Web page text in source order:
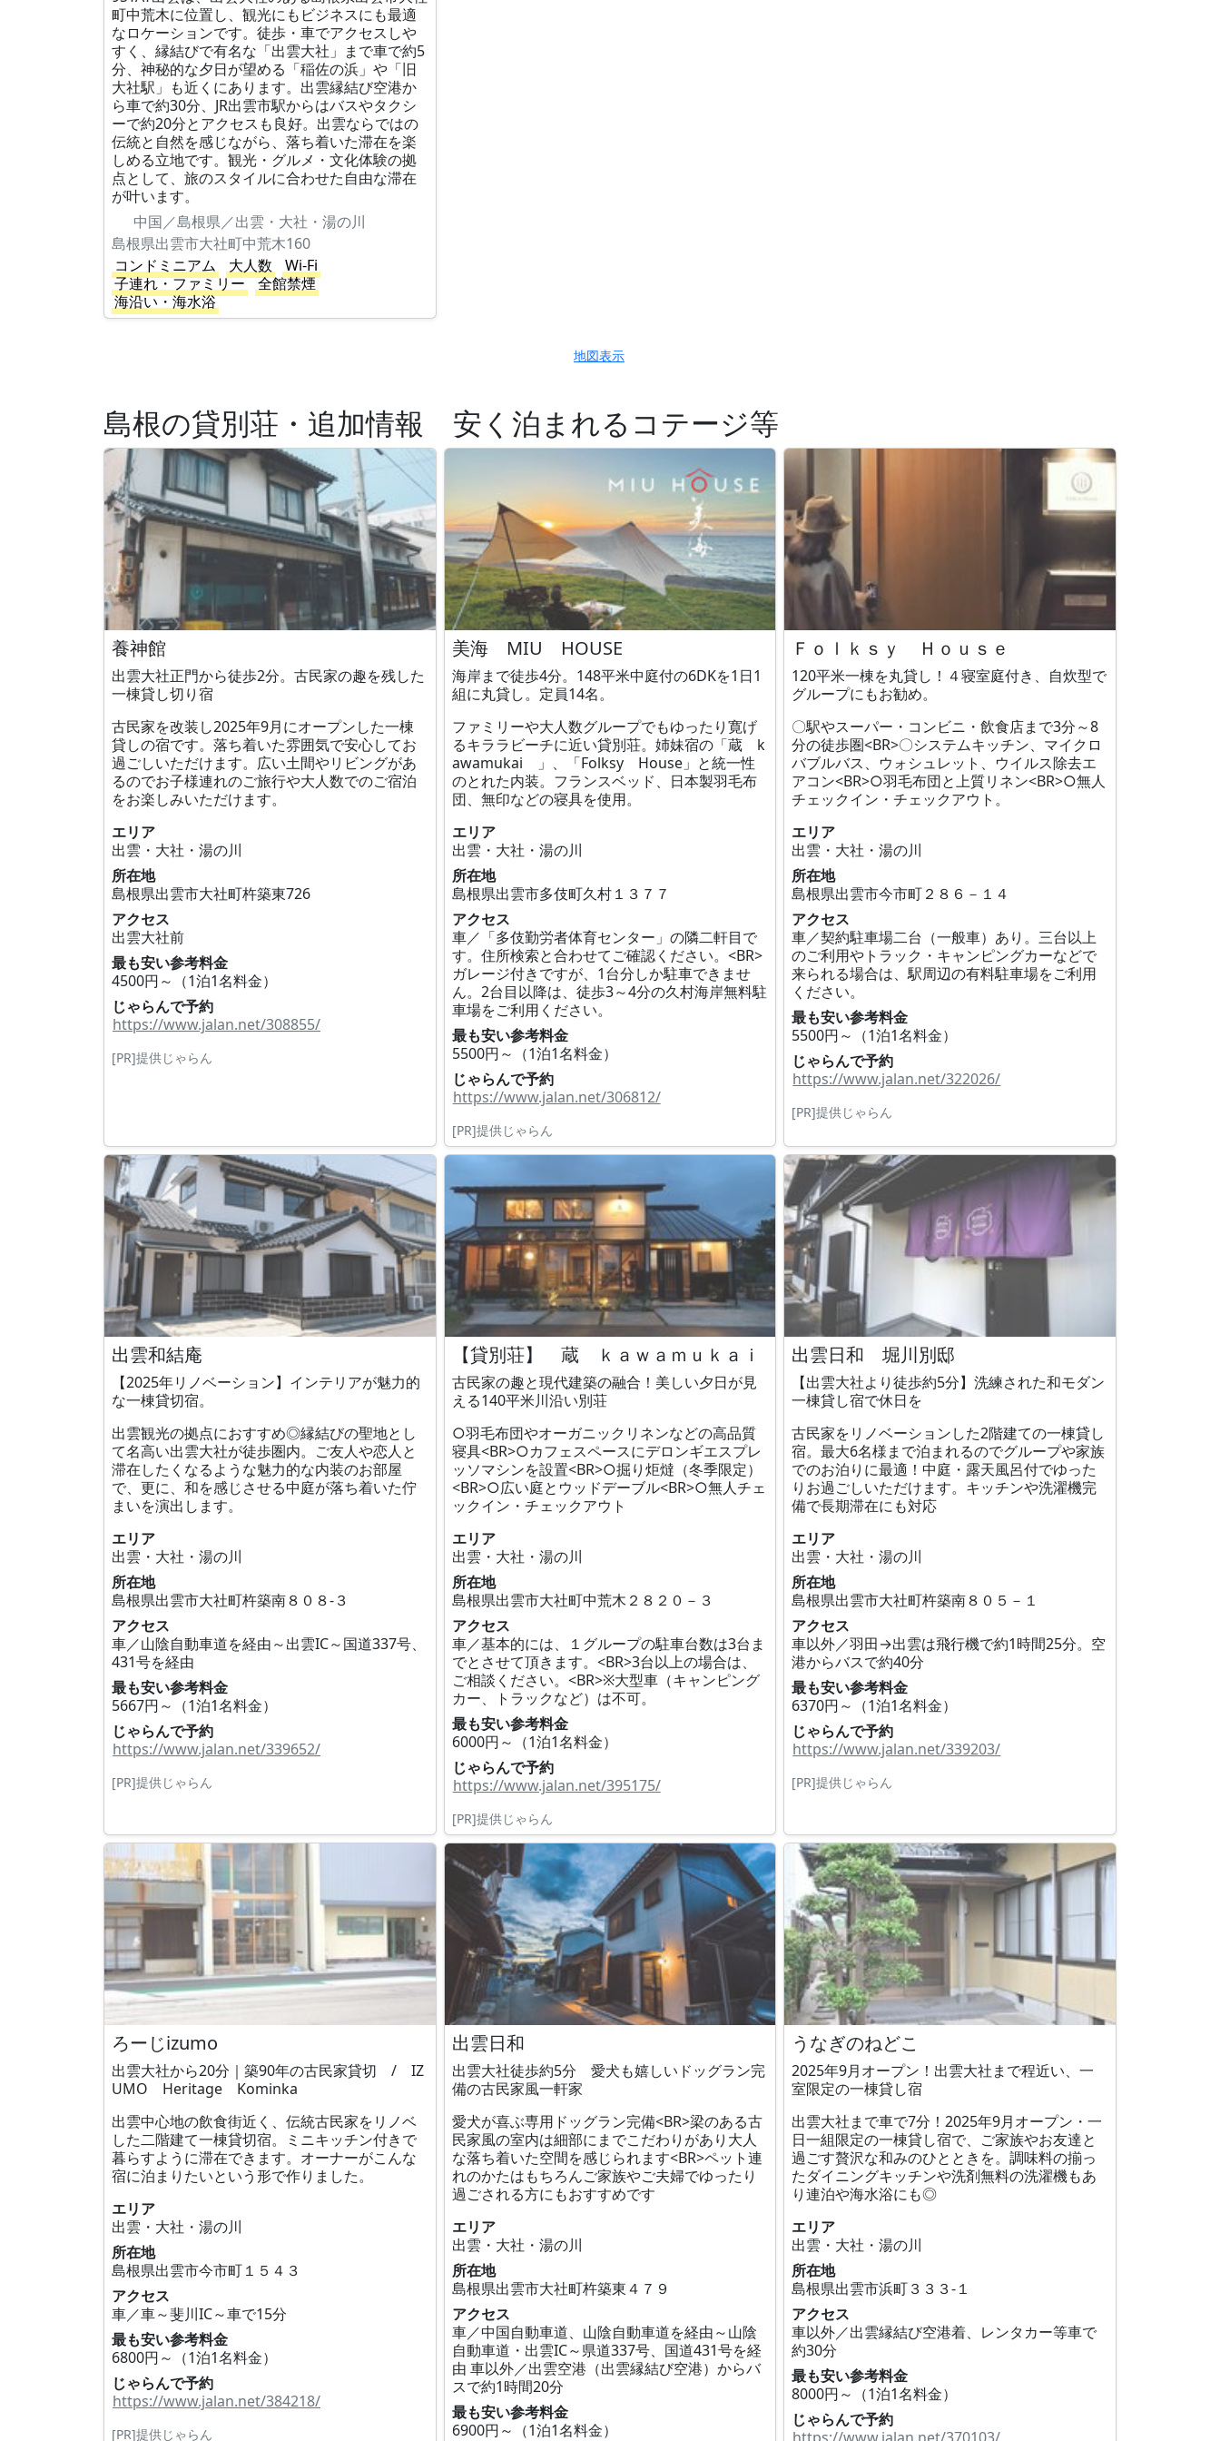
町中荒木に位置し、観光にもビジネスにも最適
なロケーションです。徒歩・車でアクセスしや
すく、縁結びで有名な「出雲大社」まで車で約5
分、神秘的な夕日が望める「稲佐の浜」や「旧
大社駅」も近くにあります。出雲縁結び空港か
ら車で約30分、JR出雲市駅からはバスやタクシ
ーで約20分とアクセスも良好。出雲ならではの
伝統と自然を感じながら、落ち着いた滞在を楽
しめる立地です。観光・グルメ・文化体験の拠
点として、旅のスタイルに合わせた自由な滞在
が叶います。
中国／島根県／出雲・大社・湯の川
島根県出雲市大社町中荒木160
コンドミニアム
大人数
Wi-Fi
子連れ・ファミリー
全館禁煙
海沿い・海水浴
地図表示
島根の貸別荘・追加情報 安く泊まれるコテージ等
養神館
出雲大社正門から徒歩2分。古民家の趣を残した
一棟貸し切り宿
古民家を改装し2025年9月にオープンした一棟
貸しの宿です。落ち着いた雰囲気で安心してお
過ごしいただけます。広い土間やリビングがあ
るのでお子様連れのご旅行や大人数でのご宿泊
をお楽しみいただけます。
エリア
出雲・大社・湯の川
所在地
島根県出雲市大社町杵築東726
アクセス
出雲大社前
最も安い参考料金
4500円～（1泊1名料金）
じゃらんで予約
https://www.jalan.net/308855/
[PR]提供じゃらん
美海 MIU HOUSE
海岸まで徒歩4分。148平米中庭付の6DKを1日1
組に丸貸し。定員14名。
ファミリーや大人数グループでもゆったり寛げ
るキララビーチに近い貸別荘。姉妹宿の「蔵 k
awamukai 」、「Folksy House」と統一性
のとれた内装。フランスベッド、日本製羽毛布
団、無印などの寝具を使用。
エリア
出雲・大社・湯の川
所在地
島根県出雲市多伎町久村１３７７
アクセス
車／「多伎勤労者体育センター」の隣二軒目で
す。住所検索と合わせてご確認ください。<BR>
ガレージ付きですが、1台分しか駐車できませ
ん。2台目以降は、徒歩3～4分の久村海岸無料駐
車場をご利用ください。
最も安い参考料金
5500円～（1泊1名料金）
じゃらんで予約
https://www.jalan.net/306812/
[PR]提供じゃらん
Ｆｏｌｋｓｙ Ｈｏｕｓｅ
120平米一棟を丸貸し！４寝室庭付き、自炊型で
グループにもお勧め。
〇駅やスーパー・コンビニ・飲食店まで3分～8
分の徒歩圏<BR>〇システムキッチン、マイクロ
バブルバス、ウォシュレット、ウイルス除去エ
アコン<BR>○羽毛布団と上質リネン<BR>○無人
チェックイン・チェックアウト。
エリア
出雲・大社・湯の川
所在地
島根県出雲市今市町２８６－１４
アクセス
車／契約駐車場二台（一般車）あり。三台以上
のご利用やトラック・キャンピングカーなどで
来られる場合は、駅周辺の有料駐車場をご利用
ください。
最も安い参考料金
5500円～（1泊1名料金）
じゃらんで予約
https://www.jalan.net/322026/
[PR]提供じゃらん
出雲和結庵
【2025年リノベーション】インテリアが魅力的
な一棟貸切宿。
出雲観光の拠点におすすめ◎縁結びの聖地とし
て名高い出雲大社が徒歩圏内。ご友人や恋人と
滞在したくなるような魅力的な内装のお部屋
で、更に、和を感じさせる中庭が落ち着いた佇
まいを演出します。
エリア
出雲・大社・湯の川
所在地
島根県出雲市大社町杵築南８０８‐３
アクセス
車／山陰自動車道を経由～出雲IC～国道337号、
431号を経由
最も安い参考料金
5667円～（1泊1名料金）
じゃらんで予約
https://www.jalan.net/339652/
[PR]提供じゃらん
【貸別荘】 蔵 ｋａｗａｍｕｋａｉ
古民家の趣と現代建築の融合！美しい夕日が見
える140平米川沿い別荘
○羽毛布団やオーガニックリネンなどの高品質
寝具<BR>○カフェスペースにデロンギエスプレ
ッソマシンを設置<BR>○掘り炬燵（冬季限定）
<BR>○広い庭とウッドデーブル<BR>○無人チェ
ックイン・チェックアウト
エリア
出雲・大社・湯の川
所在地
島根県出雲市大社町中荒木２８２０－３
アクセス
車／基本的には、１グループの駐車台数は3台ま
でとさせて頂きます。<BR>3台以上の場合は、
ご相談ください。<BR>※大型車（キャンピング
カー、トラックなど）は不可。
最も安い参考料金
6000円～（1泊1名料金）
じゃらんで予約
https://www.jalan.net/395175/
[PR]提供じゃらん
出雲日和 堀川別邸
【出雲大社より徒歩約5分】洗練された和モダン
一棟貸し宿で休日を
古民家をリノベーションした2階建ての一棟貸し
宿。最大6名様まで泊まれるのでグループや家族
でのお泊りに最適！中庭・露天風呂付でゆった
りお過ごしいただけます。キッチンや洗濯機完
備で長期滞在にも対応
エリア
出雲・大社・湯の川
所在地
島根県出雲市大社町杵築南８０５－１
アクセス
車以外／羽田→出雲は飛行機で約1時間25分。空
港からバスで約40分
最も安い参考料金
6370円～（1泊1名料金）
じゃらんで予約
https://www.jalan.net/339203/
[PR]提供じゃらん
ろーじizumo
出雲大社から20分｜築90年の古民家貸切 / IZ
UMO Heritage Kominka
出雲中心地の飲食街近く、伝統古民家をリノベ
した二階建て一棟貸切宿。ミニキッチン付きで
暮らすように滞在できます。オーナーがこんな
宿に泊まりたいという形で作りました。
エリア
出雲・大社・湯の川
所在地
島根県出雲市今市町１５４３
アクセス
車／車～斐川IC～車で15分
最も安い参考料金
6800円～（1泊1名料金）
じゃらんで予約
https://www.jalan.net/384218/
[PR]提供じゃらん
出雲日和
出雲大社徒歩約5分 愛犬も嬉しいドッグラン完
備の古民家風一軒家
愛犬が喜ぶ専用ドッグラン完備<BR>梁のある古
民家風の室内は細部にまでこだわりがあり大人
な落ち着いた空間を感じられます<BR>ペット連
れのかたはもちろんご家族やご夫婦でゆったり
過ごされる方にもおすすめです
エリア
出雲・大社・湯の川
所在地
島根県出雲市大社町杵築東４７９
アクセス
車／中国自動車道、山陰自動車道を経由～山陰
自動車道・出雲IC～県道337号、国道431号を経
由 車以外／出雲空港（出雲縁結び空港）からバ
スで約1時間20分
最も安い参考料金
6900円～（1泊1名料金）
うなぎのねどこ
2025年9月オープン！出雲大社まで程近い、一
室限定の一棟貸し宿
出雲大社まで車で7分！2025年9月オープン・一
日一組限定の一棟貸し宿で、ご家族やお友達と
過ごす贅沢な和みのひとときを。調味料の揃っ
たダイニングキッチンや洗剤無料の洗濯機もあ
り連泊や海水浴にも◎
エリア
出雲・大社・湯の川
所在地
島根県出雲市浜町３３３‐１
アクセス
車以外／出雲縁結び空港着、レンタカー等車で
約30分
最も安い参考料金
8000円～（1泊1名料金）
じゃらんで予約